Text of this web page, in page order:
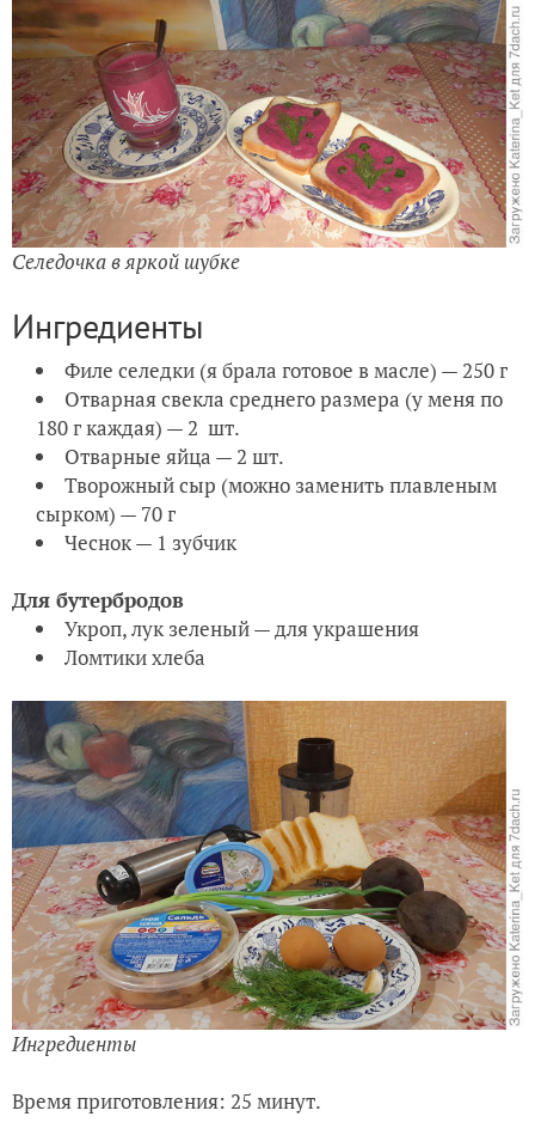
Селедочка в яркой шубке
Ингредиенты
Филе селедки (я брала готовое в масле) — 250 г
Отварная свекла среднего размера (у меня по
180 г каждая) — 2 шт.
Отварные яйца — 2 шт.
Творожный сыр (можно заменить плавленым
сырком) — 70 г
Чеснок — 1 зубчик
Для бутербродов
Укроп, лук зеленый — для украшения
Ломтики хлеба
Ингредиенты
Время приготовления: 25 минут.